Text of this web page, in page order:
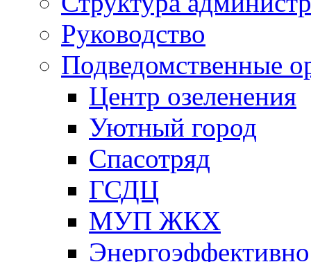
Руководство
Подведомственные
Центр озеленения
Уютный город
Спасотряд
ГСДЦ
МУП ЖКХ